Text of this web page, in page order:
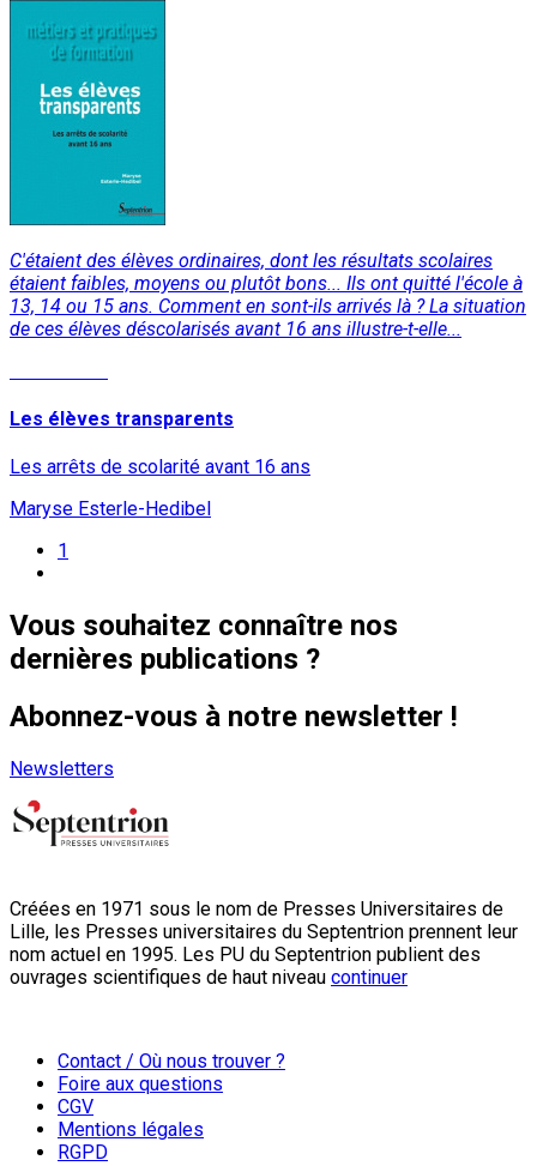
C'étaient des élèves ordinaires, dont les résultats scolaires
étaient faibles, moyens ou plutôt bons... Ils ont quitté l'école à
13, 14 ou 15 ans. Comment en sont-ils arrivés là ? La situation
de ces élèves déscolarisés avant 16 ans illustre-t-elle...
Les élèves transparents
Les arrêts de scolarité avant 16 ans
Maryse Esterle-Hedibel
1
Vous souhaitez connaître nos
dernières publications ?
Abonnez-vous à notre newsletter !
Newsletters
Créées en 1971 sous le nom de Presses Universitaires de
Lille, les Presses universitaires du Septentrion prennent leur
nom actuel en 1995. Les PU du Septentrion publient des
ouvrages scientifiques de haut niveau continuer
Contact / Où nous trouver ?
Foire aux questions
CGV
Mentions légales
RGPD